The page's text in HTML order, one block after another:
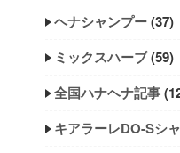
ヘナシャンプー(37)
ミックスハーブ(59)
全国ハナヘナ記事
キアラーレDO-Sシ